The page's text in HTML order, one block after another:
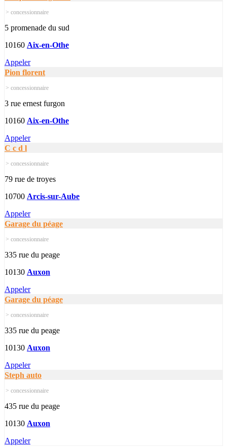
> concessionnaire
5 promenade du sud
10160 Aix-en-Othe
Appeler
Pion florent
> concessionnaire
3 rue ernest furgon
10160 Aix-en-Othe
Appeler
C c d l
> concessionnaire
79 rue de troyes
10700 Arcis-sur-Aube
Appeler
Garage du péage
> concessionnaire
335 rue du peage
10130 Auxon
Appeler
Garage du péage
> concessionnaire
335 rue du peage
10130 Auxon
Appeler
Steph auto
> concessionnaire
435 rue du peage
10130 Auxon
Appeler